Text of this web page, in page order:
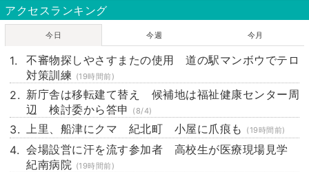
アクセスランキング
今日 今週 今月
不審物探しやさすまたの使用 道の駅マンボウでテロ
対策訓練 (19時間前)
新庁舎は移転建て替え 候補地は福祉健康センター周
辺 検討委から答申
(8/4)
上里、船津にクマ 紀北町 小屋に爪痕も (19時間前)
会場設営に汗を流す参加者 高校生が医療現場見学
紀南病院 (19時間前)